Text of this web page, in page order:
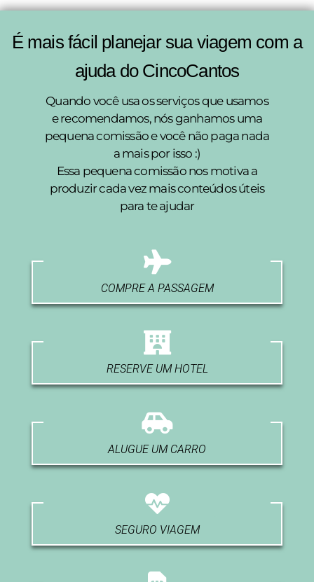
É mais fácil planejar sua viagem com a
ajuda do CincoCantos
Quando você usa os serviços que usamos
e recomendamos, nós ganhamos uma
pequena comissão e você não paga nada
a mais por isso :)
Essa pequena comissão nos motiva a
produzir cada vez mais conteúdos úteis
para te ajudar
COMPRE A PASSAGEM
RESERVE UM HOTEL
ALUGUE UM CARRO
SEGURO VIAGEM